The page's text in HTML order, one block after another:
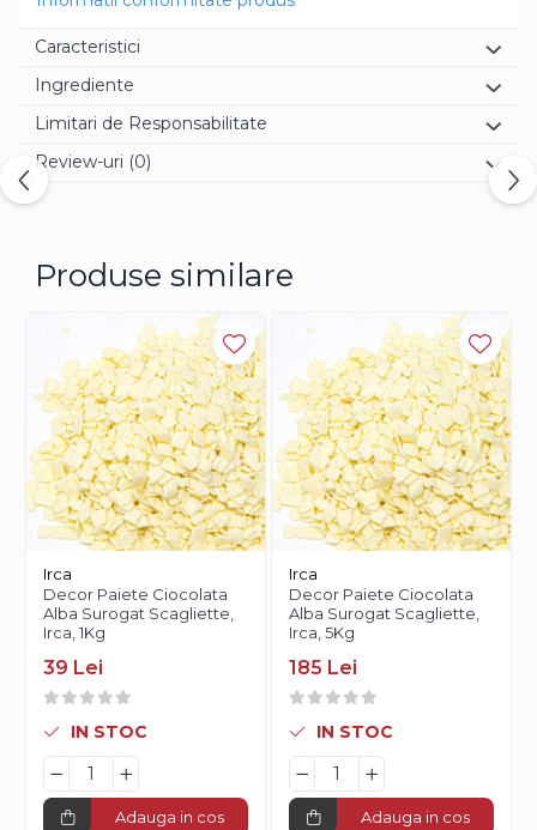
Caracteristici
Ingrediente
Limitari de Responsabilitate
Review-uri (0)
Produse similare
Irca
Decor Paiete Ciocolata
Alba Surogat Scagliette,
Irca, 1Kg
39 Lei
IN STOC
Adauga in cos
Irca
Decor Paiete Ciocolata
Alba Surogat Scagliette,
Irca, 5Kg
185 Lei
IN STOC
Adauga in cos